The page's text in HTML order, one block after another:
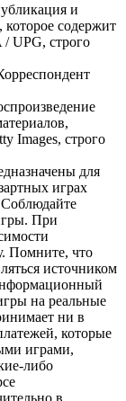
и
содержит
UPG, строго
Images, строго
для
играх
При
Помните, что
источником
на реальные
ни в
которые
играми,
либо
в